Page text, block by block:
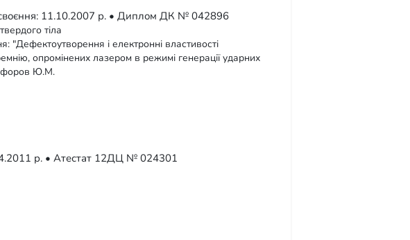
11.10.2007 р. • Диплом ДК № 042896
тіла
"Дефектоутворення і електронні властивості
опромінених лазером в режимі генерації ударних
Ю.М.
р. • Атестат 12ДЦ № 024301